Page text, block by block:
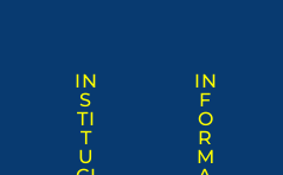
IN
S
TI
T
U
IN
F
O
R
M